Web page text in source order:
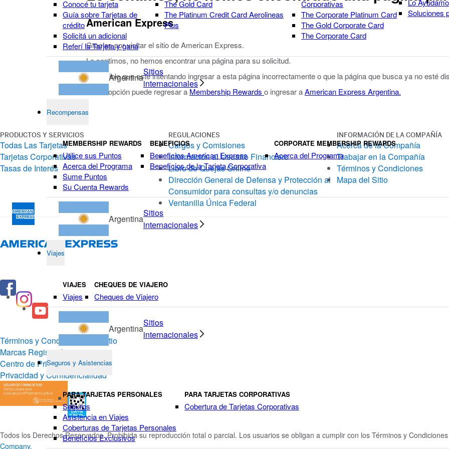
Conocé tu tarjeta
Guía sobre Tarjetas de
crédito
Solicitá un adicional
Referí la Tarjeta y ganá
The Gold Card
The Platinum Credit Card Aerolineas
Plus
Corporativas
The Corporate Platinum Card
The Gold Corporate Card
The Corporate Card
Soluciones
Argentina
Sitios
internacionales
Recompensas
MEMBERSHIP REWARDS
Utilice sus Puntos
Acerca del Programa
Sume Puntos
Su Cuenta Rewards
BENEFICIOS
Beneficios American Express
Beneficios de la Tarjeta Corporativa
CORPORATE MEMBERSHIP REWARDS
Acerca del Programa
Argentina
Sitios
internacionales
Viajes
VIAJES
Viajes
CHEQUES DE VIAJERO
Cheques de Viajero
Argentina
Sitios
internacionales
Seguros y Asistencias
PARA TARJETAS PERSONALES
Seguros
Asistencia en Viajes
Coberturas de Tarjetas Personales
Beneficios Exclusivos
PARA TARJETAS CORPORATIVAS
Cobertura de Tarjetas Corporativas
American Express
Gracias por visitar el sitio de American Express.
Lo sentimos, no hemos encontrar una página para su solicitud.
Es posible que esté intentando ingresar a esta página incorrectamente o que la página que busca ya no esté
Como opción puede regresar a Membership Rewards o ingresar aAmerican Express Argentina.
PRODUCTOS Y SERVICIOS
Todas Las Tarjetas
Tarjetas Corporativas
Tasas de Interés
REGULACIONES
Cargos y Comisiones
Información al Usuario Financiero
Libro de Quejas Online
Dirección General de Defensa y Protección al
Consumidor para consultas y/o denuncias
Ventanilla Única Federal
INFORMACIÓN DE LA COMPAÑÍA
Acerca de la Compañía
Trabajar en la Compañía
Términos y Condiciones
Mapa del Sitio
Términos y Condiciones del Sitio
Marcas Registradas
Centro de Privacidad
Privacidad y Confidencialidad
Todos los Derechos Reservados. Prohibida su reproducción total o parcial. Los usuarios se obligan a cumplir con los Términos y
Company.